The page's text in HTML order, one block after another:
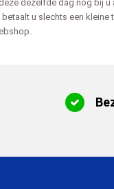
dezelfde dag nog bij u
u slechts een kleine